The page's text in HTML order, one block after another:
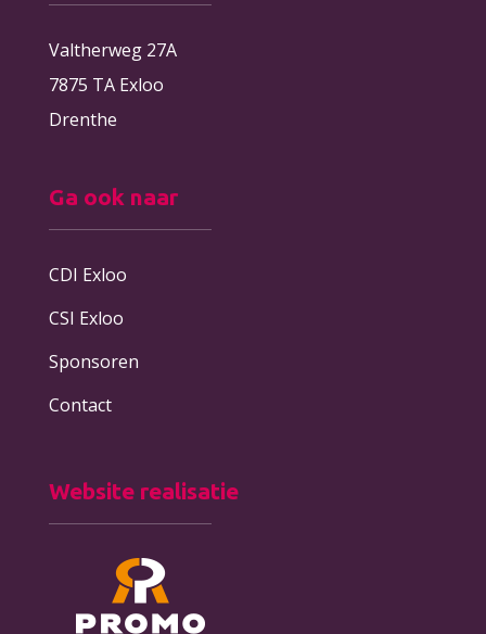
Valtherweg 27A
7875 TA Exloo
Drenthe
Ga ook naar
CDI Exloo
CSI Exloo
Sponsoren
Contact
Website realisatie